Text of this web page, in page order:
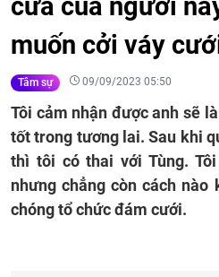
muốn cởi váy
Tâm sự 09/09/2023 05:50
Tôi cảm nhận được anh sẽ
tốt trong tương lai. Sau khi
thì tôi có thai với Tùng.
nhưng chẳng còn cách nào
chóng tổ chức đám cưới.